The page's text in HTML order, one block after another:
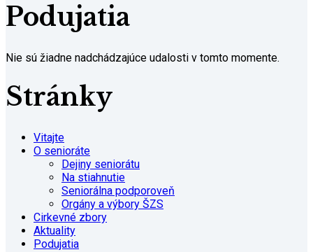
Podujatia
Nie sú žiadne nadchádzajúce udalosti v tomto momente.
Stránky
Vitajte
O senioráte
Dejiny seniorátu
Na stiahnutie
Seniorálna podporoveň
Orgány a výbory ŠZS
Cirkevné zbory
Aktuality
Podujatia